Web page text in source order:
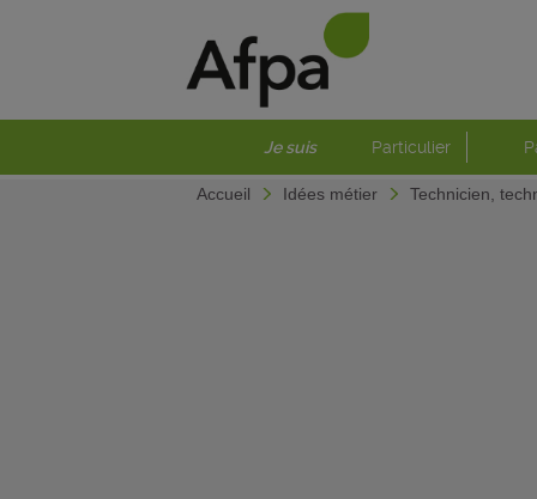
Je suis Particulier
Accueil Idées métier Technicien,